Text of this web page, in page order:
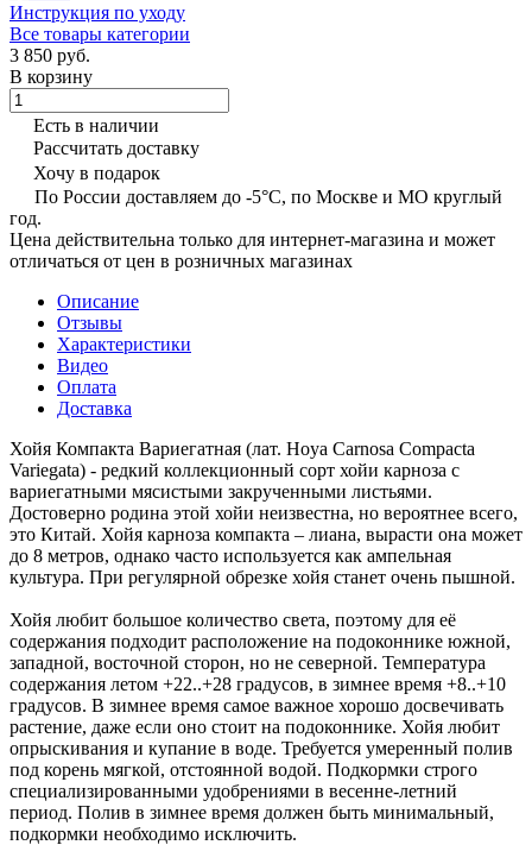
Инструкция по уходу
Все товары категории
3 850 руб.
В корзину
Есть в наличии
Рассчитать доставку
Хочу в подарок
По России доставляем до -5°C, по Москве и МО круглый
год.
Цена действительна только для интернет-магазина и может
отличаться от цен в розничных магазинах
Описание
Отзывы
Характеристики
Видео
Оплата
Доставка
Хойя Компакта Вариегатная (лат. Hoya Carnosa Compacta
Variegata) - редкий коллекционный сорт хойи карноза с
вариегатными мясистыми закрученными листьями.
Достоверно родина этой хойи неизвестна, но вероятнее всего,
это Китай. Хойя карноза компакта – лиана, вырасти она может
до 8 метров, однако часто используется как ампельная
культура. При регулярной обрезке хойя станет очень пышной.
Хойя любит большое количество света, поэтому для её
содержания подходит расположение на подоконнике южной,
западной, восточной сторон, но не северной. Температура
содержания летом +22..+28 градусов, в зимнее время +8..+10
градусов. В зимнее время самое важное хорошо досвечивать
растение, даже если оно стоит на подоконнике. Хойя любит
опрыскивания и купание в воде. Требуется умеренный полив
под корень мягкой, отстоянной водой. Подкормки строго
специализированными удобрениями в весенне-летний
период. Полив в зимнее время должен быть минимальный,
подкормки необходимо исключить.